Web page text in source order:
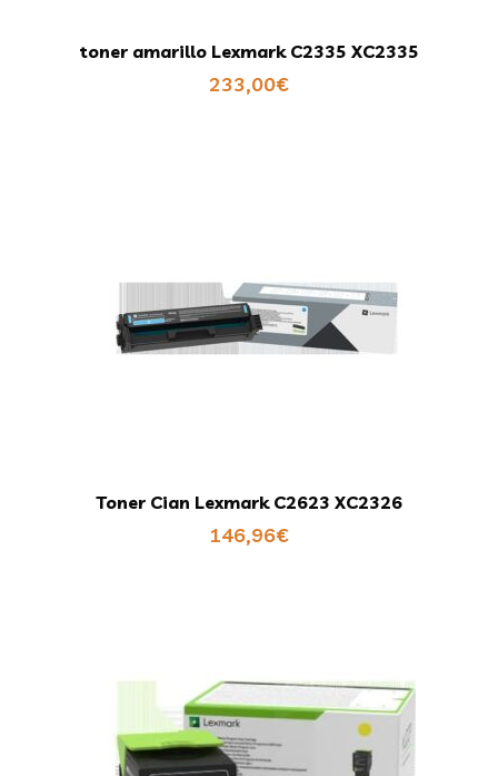
toner amarillo Lexmark C2335 XC2335
233,00€
Toner Cian Lexmark C2623 XC2326
146,96€